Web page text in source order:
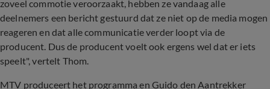
zoveel commotie veroorzaakt, hebben ze vandaag alle
deelnemers een bericht gestuurd dat ze niet op de media mogen
reageren en dat alle communicatie verder loopt via de
producent. Dus de producent voelt ook ergens wel dat er iets
speelt", vertelt Thom.
MTV produceert het programma en Guido den Aantrekker